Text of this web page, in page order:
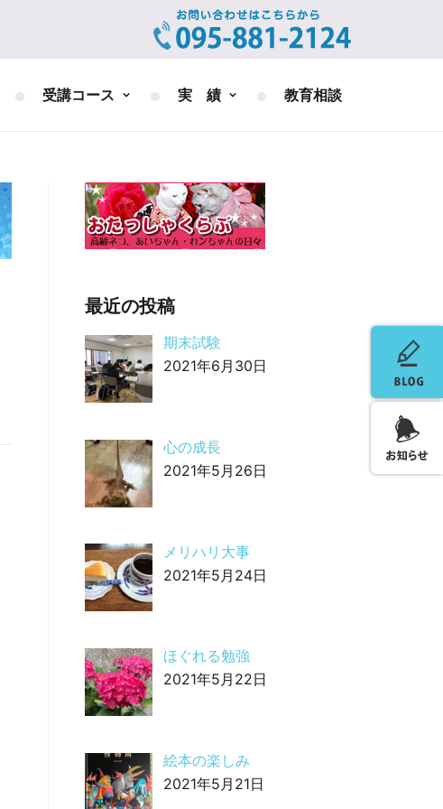
受講コース 実 績 教育相談
最近の投稿
期末試験
2021年6月30日
心の成長
2021年5月26日
メリハリ大事
2021年5月24日
ほぐれる勉強
2021年5月22日
絵本の楽しみ
2021年5月21日